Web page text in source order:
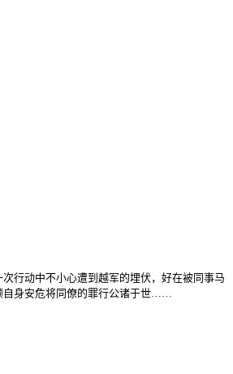
行动中不小心遭到越军的埋伏，好在被同事马
自身安危将同僚的罪行公诸于世……